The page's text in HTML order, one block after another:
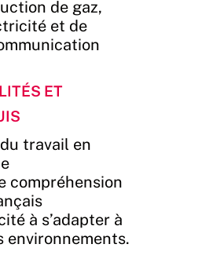
de gaz,
et de
et
travail en
compréhension
à s’adapter à
environnements.